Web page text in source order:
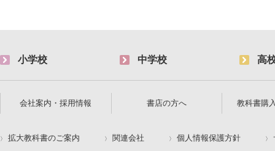
小学校 中学校 高
会社案内・採用情報 書店の方へ 教科書購
拡大教科書のご案内 関連会社 個人情報保護方針